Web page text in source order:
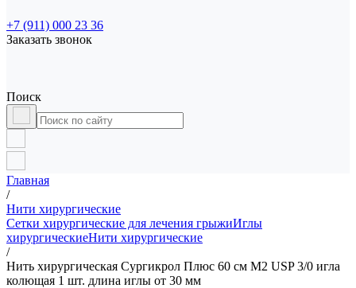
+7 (911) 000 23 36
Заказать звонок
Поиск
Главная
/
Нити хирургические
Сетки хирургические для лечения грыжиИглы
хирургическиеНити хирургические
/
Нить хирургическая Сургикрол Плюс 60 см М2 USP 3/0 игла
колющая 1 шт. длина иглы от 30 мм